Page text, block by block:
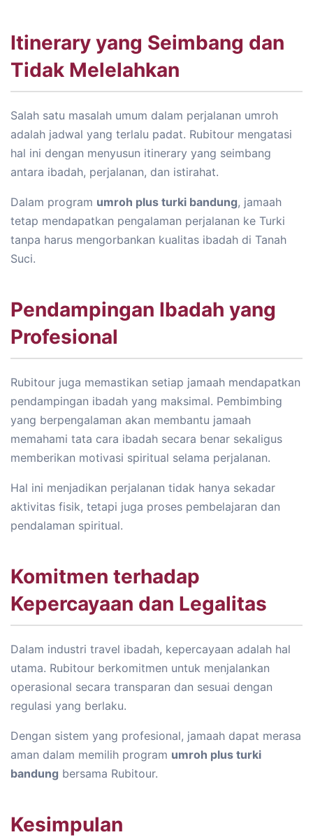
Itinerary yang Seimbang dan
Tidak Melelahkan
Salah satu masalah umum dalam perjalanan umroh
adalah jadwal yang terlalu padat. Rubitour mengatasi
hal ini dengan menyusun itinerary yang seimbang
antara ibadah, perjalanan, dan istirahat.
Dalam program umroh plus turki bandung, jamaah
tetap mendapatkan pengalaman perjalanan ke Turki
tanpa harus mengorbankan kualitas ibadah di Tanah
Suci.
Pendampingan Ibadah yang
Profesional
Rubitour juga memastikan setiap jamaah mendapatkan
pendampingan ibadah yang maksimal. Pembimbing
yang berpengalaman akan membantu jamaah
memahami tata cara ibadah secara benar sekaligus
memberikan motivasi spiritual selama perjalanan.
Hal ini menjadikan perjalanan tidak hanya sekadar
aktivitas fisik, tetapi juga proses pembelajaran dan
pendalaman spiritual.
Komitmen terhadap
Kepercayaan dan Legalitas
Dalam industri travel ibadah, kepercayaan adalah hal
utama. Rubitour berkomitmen untuk menjalankan
operasional secara transparan dan sesuai dengan
regulasi yang berlaku.
Dengan sistem yang profesional, jamaah dapat merasa
aman dalam memilih program umroh plus turki
bandung bersama Rubitour.
Kesimpulan